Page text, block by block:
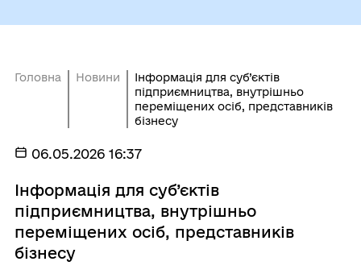
Головна Новини
Інформація для суб’єктів
підприємництва, внутрішньо
переміщених осіб, представників
бізнесу
06.05.2026 16:37
Інформація для суб’єктів
підприємництва, внутрішньо
переміщених осіб, представників
бізнесу